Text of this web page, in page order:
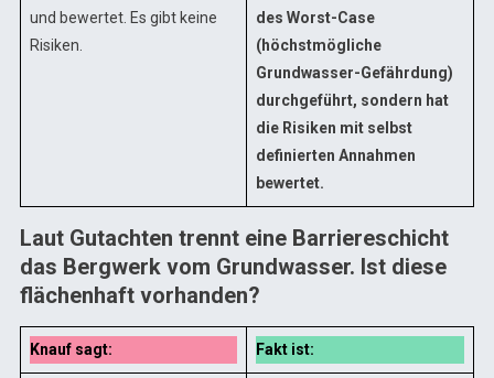
und bewertet. Es gibt keine
Risiken.
des Worst-Case
(höchstmögliche
Grundwasser-Gefährdung)
durchgeführt, sondern hat
die Risiken mit selbst
definierten Annahmen
bewertet.
Laut Gutachten trennt eine Barriereschicht
das Bergwerk vom Grundwasser. Ist diese
flächenhaft vorhanden?
Knauf sagt: Fakt ist: